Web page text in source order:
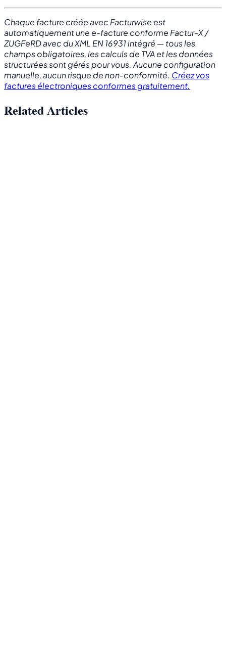
Chaque facture créée avec Facturwise est
automatiquement une e-facture conforme Factur-X /
ZUGFeRD avec du XML EN 16931 intégré — tous les
champs obligatoires, les calculs de TVA et les données
structurées sont gérés pour vous. Aucune configuration
manuelle, aucun risque de non-conformité. Créez vos
factures électroniques conformes gratuitement.
Related Articles